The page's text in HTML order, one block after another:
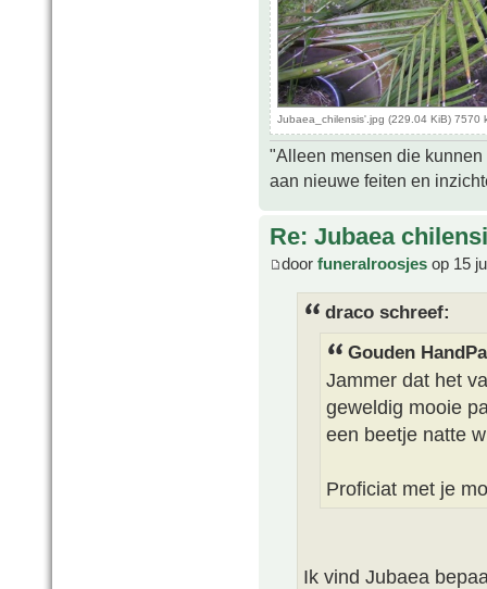
Jubaea_chilensis'.jpg (229.04 KiB) 7570
"Alleen mensen die
aan nieuwe feiten en
Re: Jubaea
door funeralroosjes op 15
draco schreef:
Gouden
Jammer dat het
geweldig mooie
een beetje natte
Proficiat met je
Ik vind Jubaea